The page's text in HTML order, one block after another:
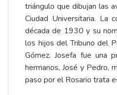
triángulo que dibujan las
Ciudad Universitaria. La
década de 1930 y su
los hijos del Tribuno del
Gómez. Josefa fue una
hermanos, José y Pedro,
paso por el Rosario trata